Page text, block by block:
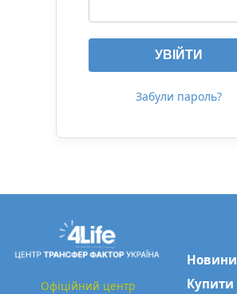
УВІЙТИ
Забули пароль?
Офіційний центр
Новини
Купити